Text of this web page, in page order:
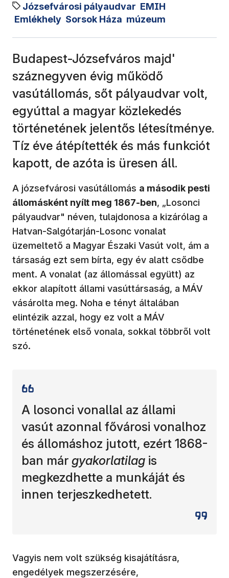
Józsefvárosi pályaudvar EMIH
Emlékhely Sorsok Háza múzeum
Budapest-Józsefváros majd'
száznegyven évig működő
vasútállomás, sőt pályaudvar volt,
egyúttal a magyar közlekedés
történetének jelentős létesítménye.
Tíz éve átépítették és más funkciót
kapott, de azóta is üresen áll.
A józsefvárosi vasútállomás a második pesti
állomásként nyílt meg 1867-ben, „Losonci
pályaudvar" néven, tulajdonosa a kizárólag a
Hatvan-Salgótarján-Losonc vonalat
üzemeltető a Magyar Északi Vasút volt, ám a
társaság ezt sem bírta, egy év alatt csődbe
ment. A vonalat (az állomással együtt) az
ekkor alapított állami vasúttársaság, a MÁV
vásárolta meg. Noha e tényt általában
elintézik azzal, hogy ez volt a MÁV
történetének első vonala, sokkal többről volt
szó.
A losonci vonallal az állami
vasút azonnal fővárosi vonalhoz
és állomáshoz jutott, ezért 1868-
ban már gyakorlatilag is
megkezdhette a munkáját és
innen terjeszkedhetett.
Vagyis nem volt szükség kisajátításra,
engedélyek megszerzésére,